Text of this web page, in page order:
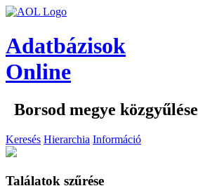
Adatbázisok
Online
Borsod megye közgyűlése
Keresés Hierarchia Információ
Találatok szűrése